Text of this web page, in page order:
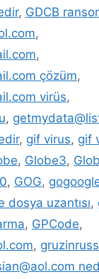
, GDCB
,
,
çözüm,
virüs,
,
, gif virus, gif
, Globe3,
, GOG,
dosya uzantısı,
, GPCode,
,